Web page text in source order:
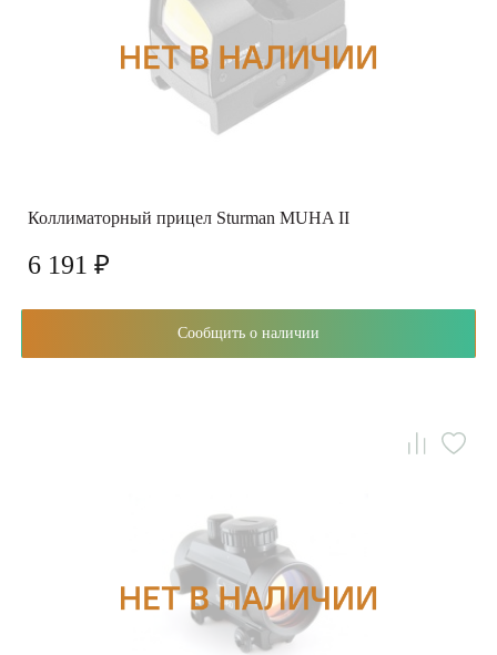
Коллиматорный прицел Sturman MUHA II
6 191 ₽
Сообщить о наличии